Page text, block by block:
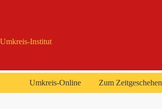
Umkreis-Institut
Umkreis-Online Zum Zeitgeschehen